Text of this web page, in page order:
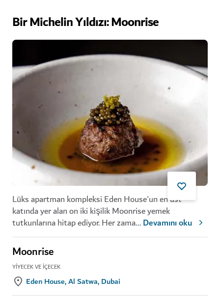
Bir Michelin Yıldızı: Moonrise
Lüks apartman kompleksi Eden House'un en üst
katında yer alan on iki kişilik Moonrise yemek
tutkunlarına hitap ediyor. Her zama...Devamını oku
Moonrise
YIYECEK VE İÇECEK
Eden House, Al Satwa, Dubai